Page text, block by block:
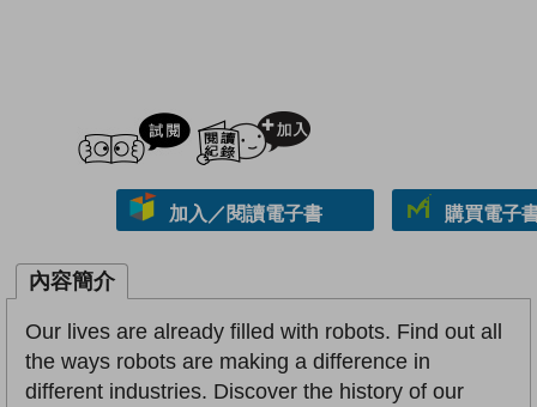
試閲
加入／閱讀電子書 購買電子
內容簡介
Our lives are already filled with robots. Find out all
the ways robots are making a difference in
different industries. Discover the history of our